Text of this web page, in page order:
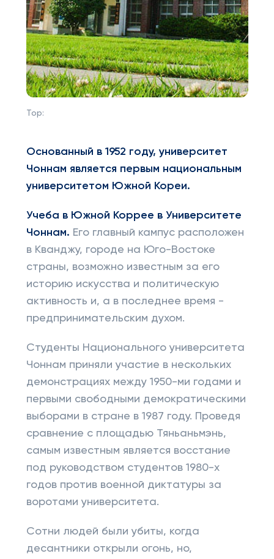
Top:
Основанный в 1952 году, университет
Чоннам является первым национальным
университетом Южной Кореи.
Учеба в Южной Коррее в Университете
Чоннам. Его главный кампус расположен
в Кванджу, городе на Юго-Востоке
страны, возможно известным за его
историю искусства и политическую
активность и, а в последнее время -
предпринимательским духом.
Студенты Национального университета
Чоннам приняли участие в нескольких
демонстрациях между 1950-ми годами и
первыми свободными демократическими
выборами в стране в 1987 году. Проведя
сравнение с площадью Тяньаньмэнь,
самым известным является восстание
под руководством студентов 1980-х
годов против военной диктатуры за
воротами университета.
Сотни людей были убиты, когда
десантники открыли огонь, но,